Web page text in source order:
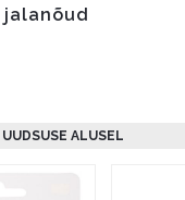
jalanõud